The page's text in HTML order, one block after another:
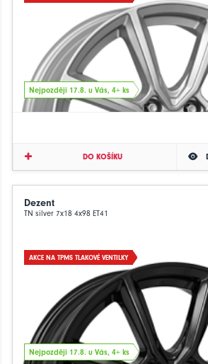
Nejpozději 17.8. u Vás, 4+ ks
DO KOŠÍKU
Dezent
TN silver 7x18 4x98 ET41
AKCE NA TPMS TLAKOVÉ VENTILKY
Nejpozději 17.8. u Vás, 4+ ks